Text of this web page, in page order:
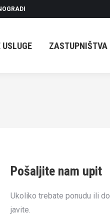
ZASTUPNIŠTVA
Pošaljite nam upit
Ukoliko trebate ponudu ili
javite.
ZASTUPNIŠTVA O